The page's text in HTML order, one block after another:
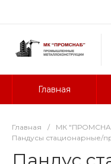
Главная
Главная / МК
Пандусы стационарные/